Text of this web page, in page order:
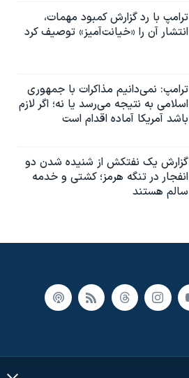
ترامپ با رد گزارش کمبود مهمات،
انتشار آن را «خیانت‌آمیز» توصیف کرد
ترامپ: نمی‌دانیم مذاکرات با جمهوری
اسلامی به نتیجه می‌رسد یا نه؛ اگر لازم
باشد آمریکا آماده اقدام است
گزارش یک نفتکش از شنیده شدن دو
انفجار در تنگه هرمز؛ کشتی و خدمه
سالم هستند